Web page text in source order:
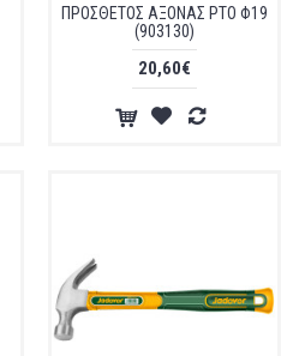
ΠΡΟΣΘΕΤΟΣ ΑΞΟΝΑΣ ΡΤΟ Φ19
(903130)
20,60€